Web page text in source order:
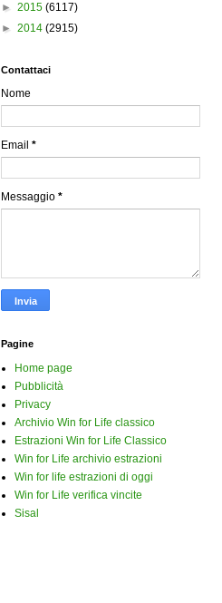
► 2015 (6117)
► 2014 (2915)
Contattaci
Nome
Email *
Messaggio *
Pagine
Home page
Pubblicità
Privacy
Archivio Win for Life classico
Estrazioni Win for Life Classico
Win for Life archivio estrazioni
Win for life estrazioni di oggi
Win for Life verifica vincite
Sisal